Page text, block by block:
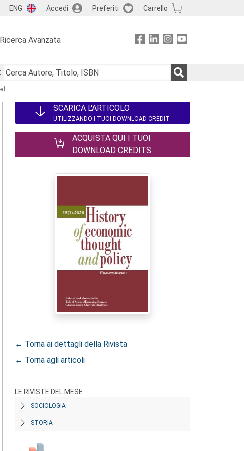
ENG Accedi Preferiti Carrello
Ricerca Avanzata
SCARICA L'ARTICOLO
UTILIZZANDO I TUOI DOWNLOAD CREDIT
ACQUISTA QUI I TUOI
DOWNLOAD CREDITS
← Torna ai dettagli della Rivista
← Torna agli articoli
LE RIVISTE DEL MESE
SOCIOLOGIA
STORIA